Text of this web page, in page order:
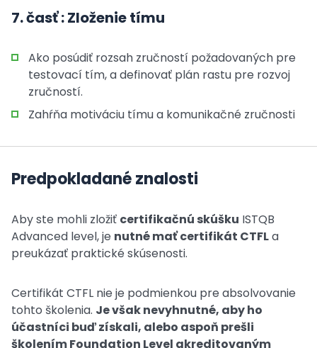
7. časť : Zloženie tímu
Ako posúdiť rozsah zručností požadovaných pre
testovací tím, a definovať plán rastu pre rozvoj
zručností.
Zahŕňa motiváciu tímu a komunikačné zručnosti
Predpokladané znalosti
Aby ste mohli zložiť certifikačnú skúšku ISTQB
Advanced level, je nutné mať certifikát CTFLa
preukázať praktické skúsenosti.
Certifikát CTFL nie je podmienkou pre absolvovanie
tohto školenia. Je však nevyhnutné, aby ho
účastníci buď získali, alebo aspoň prešli
školením Foundation Level akreditovaným